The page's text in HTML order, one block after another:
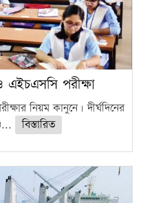
পরীক্ষা
নিয়ম কানুনে। দীর্ঘদিনের
বিস্তারিত